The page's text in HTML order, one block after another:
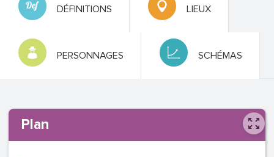
DÉFINITIONS LIEUX
PERSONNAGES SCHÉMAS
Plan